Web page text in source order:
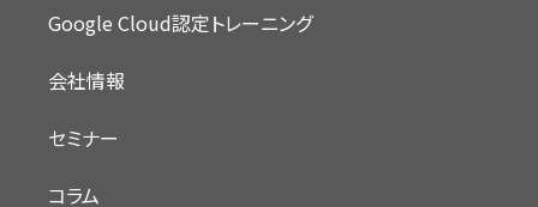
Google Cloud認定トレーニング
会社情報
セミナー
コラム